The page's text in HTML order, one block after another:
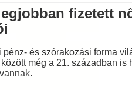
fizetett
pénz- és szórakozási forma
még a 21. században is